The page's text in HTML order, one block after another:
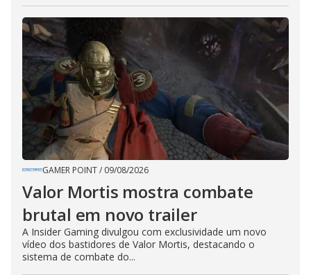
GAMER POINT/ 09/08/2026
Valor Mortis mostra combate
brutal em novo trailer
A Insider Gaming divulgou com exclusividade um novo
vídeo dos bastidores de Valor Mortis, destacando o
sistema de combate do...